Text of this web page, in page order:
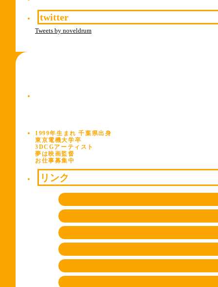
twitter
Tweets by noveldrum
1999年生まれ 千葉県出身
東京電機大学卒
3DCGアーティスト
夢は映画監督
お仕事募集中
リンク